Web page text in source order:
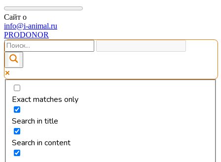
Сайт о
info@i-animal.ru
PRODONOR
Exact matches only
Search in title
Search in content